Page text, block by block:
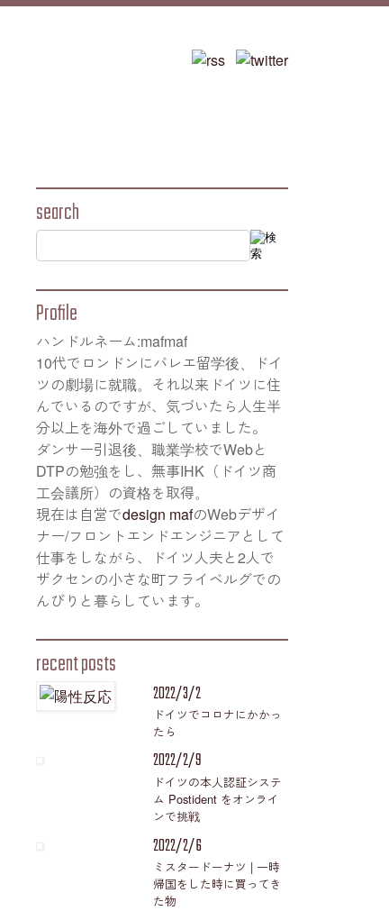
search
Profile
ハンドルネーム:mafmaf
10代でロンドンにバレエ留学後、ドイ
ツの劇場に就職。それ以来ドイツに住
んでいるのですが、気づいたら人生半
分以上を海外で過ごしていました。
ダンサー引退後、職業学校でWebと
DTPの勉強をし、無事IHK（ドイツ商
工会議所）の資格を取得。
現在は自営でdesign mafのWebデザイ
ナー/フロントエンドエンジニアとして
仕事をしながら、ドイツ人夫と2人で
ザクセンの小さな町フライベルグでの
んびりと暮らしています。
recent posts
2022/3/2
ドイツでコロナにかかっ
たら
2022/2/9
ドイツの本人認証システ
ム Postident をオンライ
ンで挑戦
2022/2/6
ミスタードーナツ | 一時
帰国をした時に買ってき
た物